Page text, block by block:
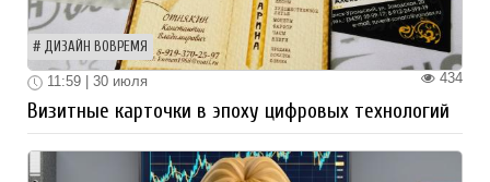
ДИЗАЙН ВОВРЕМЯ
434
11:59 | 30 июля
Визитные карточки в эпоху цифровых технологий